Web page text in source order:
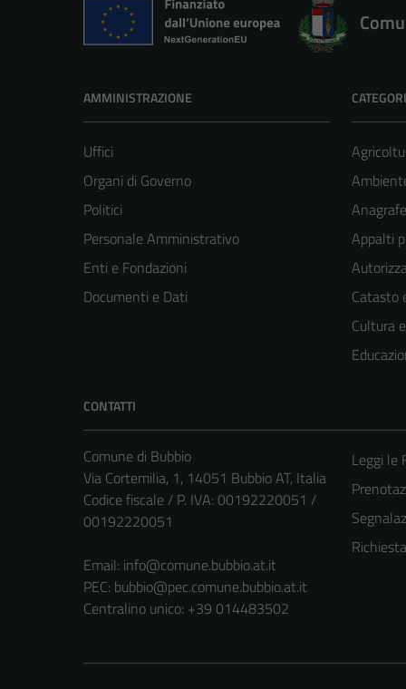
AMMINISTRAZIONE
Uffici
Organi di Governo
Politici
Personale Amministrativo
Enti e Fondazioni
Documenti e Dati
Appalti
Catasto
Cultura
CONTATTI
Comune di Bubbio
Via Cortemilia, 1, 14051 Bubbio AT, Italia
Codice fiscale / P. IVA: 00192220051 /
00192220051
Email: info@comune.bubbio.at.it
PEC: bubbio@pec.comune.bubbio.at.it
Centralino unico: +39 014483502
Leggi le